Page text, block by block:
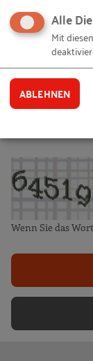
Wirkung
nord.de
SPAM-SCHUTZ
Bitte geben Sie
Wenn Sie das
Alle
Mit
ABLEHNEN